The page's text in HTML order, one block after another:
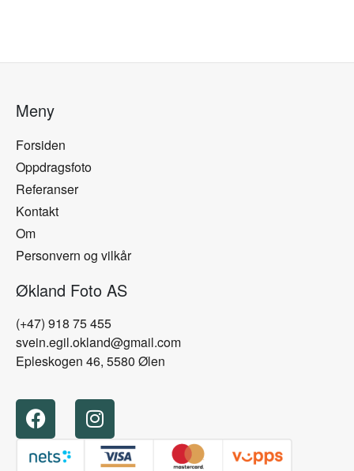
Meny
Forsiden
Oppdragsfoto
Referanser
Kontakt
Om
Personvern og vilkår
Økland Foto AS
(+47) 918 75 455
svein.egil.okland@gmail.com
Epleskogen 46, 5580 Ølen